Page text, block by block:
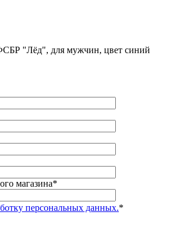
"Лёд", для мужчин, цвет синий
магазина*
персональных данных.*